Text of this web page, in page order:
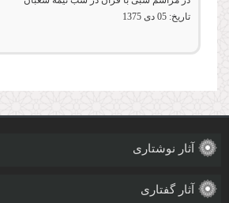
تاریخ: 05 دى 1375
آثار نوشتاری
آثار گفتاری